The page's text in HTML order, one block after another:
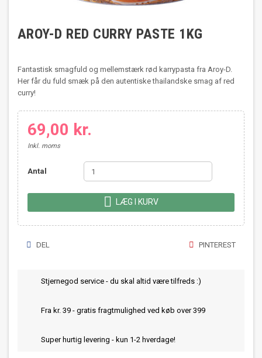
AROY-D RED CURRY PASTE 1KG
Fantastisk smagfuld og mellemstærk rød karrypasta fra Aroy-D.
Her får du fuld smæk på den autentiske thailandske smag af red
curry!
69,00 kr.
Inkl. moms
Antal
 LÆG I KURV
DEL PINTEREST
Stjernegod service - du skal altid være tilfreds :)
Fra kr. 39 - gratis fragtmulighed ved køb over 399
Super hurtig levering - kun 1-2 hverdage!